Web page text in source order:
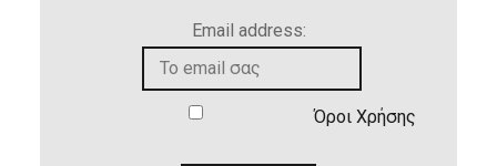
Email address:
Όροι Χρήσης